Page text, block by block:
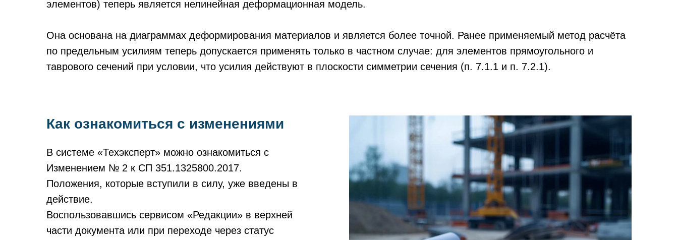
элементов) теперь является нелинейная деформационная модель.
Она основана на диаграммах деформирования материалов и является более точной. Ранее применяемый метод расчёта
по предельным усилиям теперь допускается применять только в частном случае: для элементов прямоугольного и
таврового сечений при условии, что усилия действуют в плоскости симметрии сечения (п. 7.1.1 и п. 7.2.1).
Как ознакомиться с изменениями
В системе «Техэксперт» можно ознакомиться с
Изменением № 2 к СП 351.1325800.2017.
Положения, которые вступили в силу, уже введены в
действие.
Воспользовавшись сервисом «Редакции» в верхней
части документа или при переходе через статус